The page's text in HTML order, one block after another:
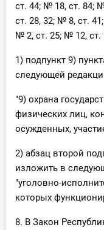
ст. 44; № 18, ст. 84;
ст. 28, 32; № 8, ст.
№ 2, ст. 25; № 12, ст.
1) подпункт 9)
следующей
"9) охрана
физических лиц,
осужденных,
2) абзац второй
изложить в
"уголовно-
которых
8. В Закон